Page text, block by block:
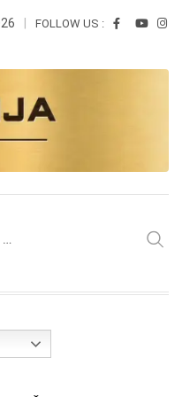
FOLLOW US :